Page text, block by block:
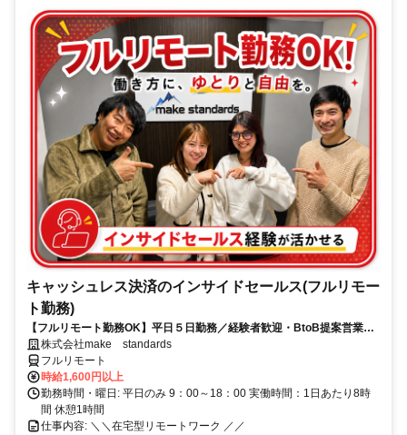
キャッシュレス決済のインサイドセールス(フルリモー
ト勤務)
【フルリモート勤務OK】平日５日勤務／経験者歓迎・BtoB提案営業で
スキルアップ
株式会社make standards
フルリモート
時給1,600円以上
勤務時間・曜日: 平日のみ 9：00～18：00 実働時間：1日あたり8時
間 休憩1時間
仕事内容: ＼＼在宅型リモートワーク ／／